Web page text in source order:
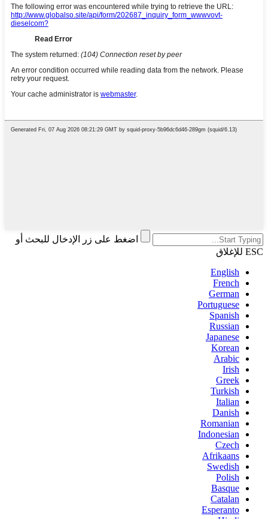
اضغط على زر الإدخال للبحث أو
ESC للإغلاق
English
French
German
Portuguese
Spanish
Russian
Japanese
Korean
Arabic
Irish
Greek
Turkish
Italian
Danish
Romanian
Indonesian
Czech
Afrikaans
Swedish
Polish
Basque
Catalan
Esperanto